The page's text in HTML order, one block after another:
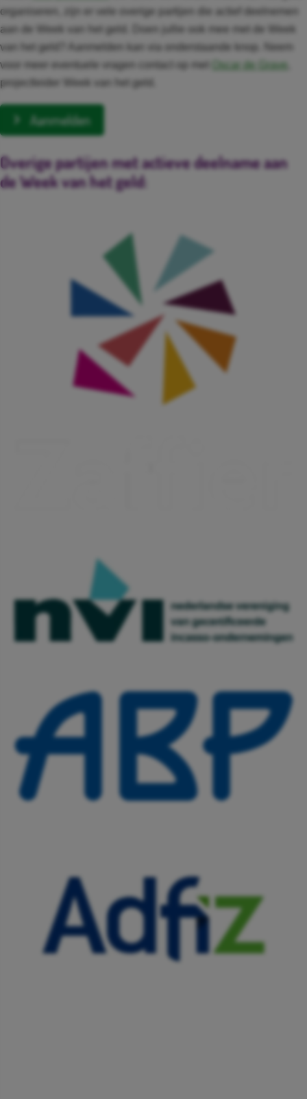
organiseren, zijn er vele overige partijen die actief deelnemen
aan de Week van het geld. Doen jullie ook mee met de Week
van het geld? Aanmelden kan via onderstaande knop. Neem
voor meer eventuele vragen contact op met
Oscar de Grave
projectleider Week van het geld.
Aanmelden
Overige partijen met actieve deelname aan
de Week van het geld: